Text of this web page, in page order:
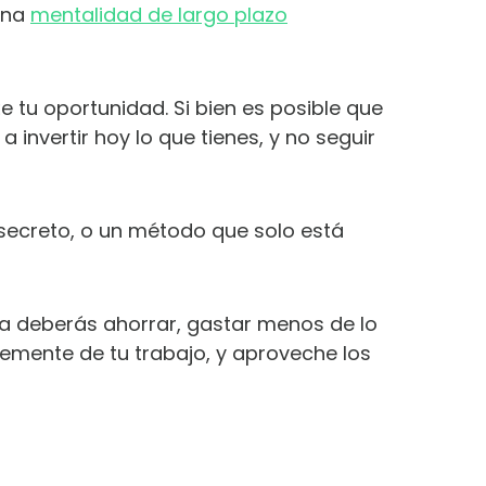
mentalidad de largo plazo
tu oportunidad. Si bien es posible que
invertir hoy lo que tienes, y no seguir
o un método que solo está
deberás ahorrar, gastar menos de lo
de tu trabajo, y aproveche los